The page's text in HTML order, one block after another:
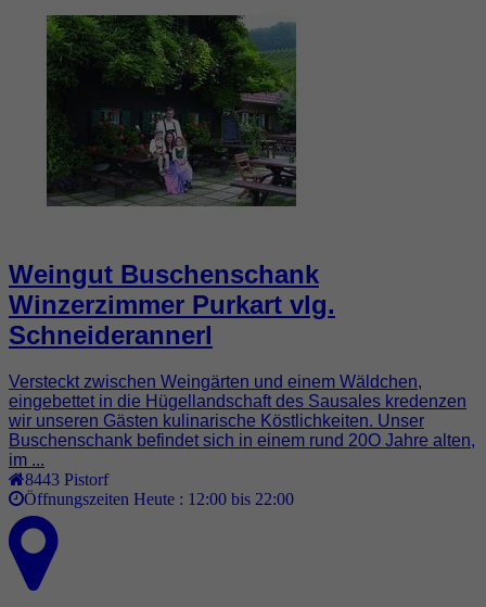
Weingut Buschenschank
Winzerzimmer Purkart vlg.
Schneiderannerl
Versteckt zwischen Weingärten und einem Wäldchen,
eingebettet in die Hügellandschaft des Sausales kredenzen
wir unseren Gästen kulinarische Köstlichkeiten. Unser
Buschenschank befindet sich in einem rund 20O Jahre alten,
im ...
8443 Pistorf
Öffnungszeiten Heute : 12:00 bis 22:00